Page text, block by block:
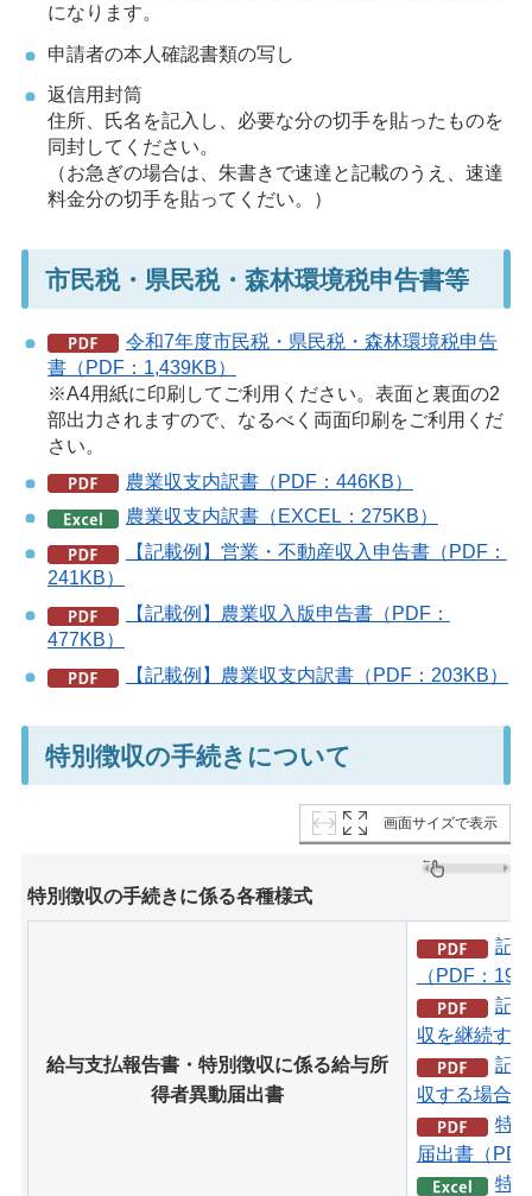
になります。
申請者の本人確認書類の写し
返信用封筒
住所、氏名を記入し、必要な分の切手を貼ったものを
同封してください。
（お急ぎの場合は、朱書きで速達と記載のうえ、速達
料金分の切手を貼ってくだい。）
市民税・県民税・森林環境税申告書等
令和7年度市民税・県民税・森林環境税申告
書（PDF：1,439KB）
※A4用紙に印刷してご利用ください。表面と裏面の2
部出力されますので、なるべく両面印刷をご利用くだ
さい。
農業収支内訳書（PDF：446KB）
農業収支内訳書（EXCEL：275KB）
【記載例】営業・不動産収入申告書（PDF：
241KB）
【記載例】農業収入版申告書（PDF：
477KB）
【記載例】農業収支内訳書（PDF：203KB）
特別徴収の手続きについて
画面サイズで表示
特別徴収の手続きに係る各種様式
給与支払報告書・特別徴収に係る給与所
得者異動届出書
記
（PDF：
記
収を継続す
記
収する場合
特
届出書（
特